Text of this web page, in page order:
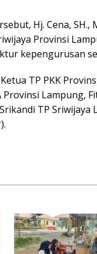
Hj. Cena,
Provinsi
kepengurusan
TP PKK
Provinsi Lampung,
TP